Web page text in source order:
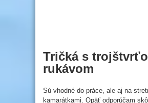
Tričká s
rukávom
Sú vhodné do práce, ale aj na
kamarátkami. Opäť odporúčam